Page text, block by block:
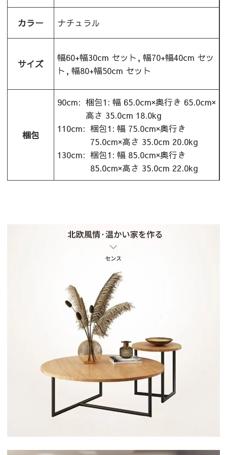
カラー ナチュラル
サイズ
幅60+幅30cm セット, 幅70+幅40cm セッ
ト, 幅80+幅50cm セット
梱包
90cm: 梱包1: 幅 65.0cm×奥行き 65.0cm×
高さ 35.0cm 18.0kg
110cm: 梱包1: 幅 75.0cm×奥行き
75.0cm×高さ 35.0cm 20.0kg
130cm: 梱包1: 幅 85.0cm×奥行き
85.0cm×高さ 35.0cm 22.0kg